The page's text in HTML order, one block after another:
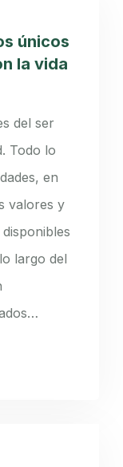
únicos
la vida
del ser
Todo lo
en
valores y
largo del